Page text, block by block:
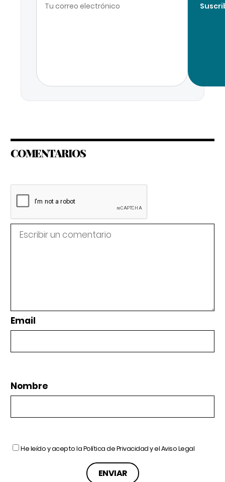
COMENTARIOS
Email
Nombre
He leído y acepto laPolítica de Privacidady elAviso Legal